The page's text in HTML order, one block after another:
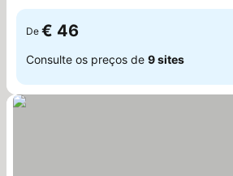
De € 46
Consulte os preços de 9 sites